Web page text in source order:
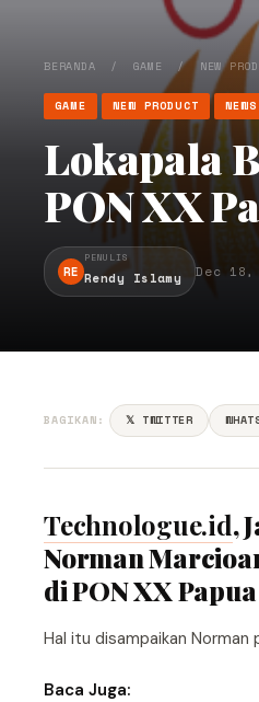
BERANDA / GAME / NEW
GAME NEW PRODUCT NEWS
Lokapala
PON XX
RE
PENULIS
Rendy Islamy Dec 18,
BAGIKAN: 𝕏 TWITTER
Technologue.id,
Norman
di PON XX
Hal itu disampaikan Norman
Baca Juga: